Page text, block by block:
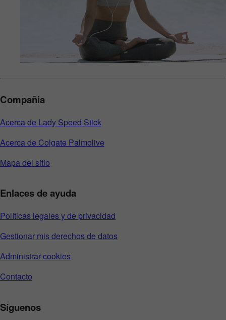
Compañia
Acerca de Lady Speed Stick
Acerca de Colgate Palmolive
Mapa del sitio
Enlaces de ayuda
Políticas legales y de privacidad
Gestionar mis derechos de datos
Administrar cookies
Contacto
Síguenos